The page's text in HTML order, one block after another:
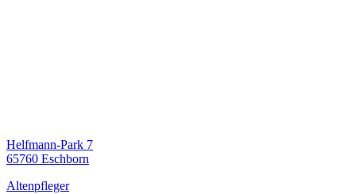
Helfmann-Park 7
65760 Eschborn
Altenpfleger